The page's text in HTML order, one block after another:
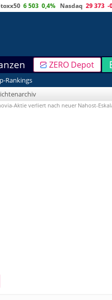
6 503 0,4% Nasdaq 29 373 -
ZERO Depot
Rankings
Aktie verliert nach neuer Nahost-